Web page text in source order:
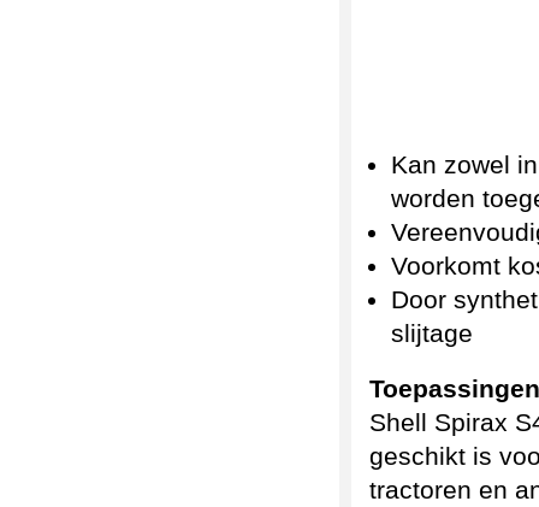
Kan zowel
worden
Voorkomt
Door
slijtage
Shell Spirax
geschikt is
tractoren en